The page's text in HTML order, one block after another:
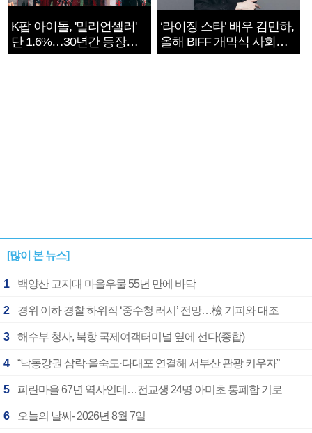
K팝 아이돌, '밀리언셀러'
단 1.6%…30년간 등장
1182개팀 전수조사
‘라이징 스타’ 배우 김민하,
올해 BIFF 개막식 사회자
확정
[많이 본 뉴스]
1 백양산 고지대 마을우물 55년 만에 바닥
2 경위 이하 경찰 하위직 ‘중수청 러시’ 전망…檢 기피와 대조
3 해수부 청사, 북항 국제여객터미널 옆에 선다(종합)
4 “낙동강권 삼락·을숙도·다대포 연결해 서부산 관광 키우자”
5 피란마을 67년 역사인데…전교생 24명 아미초 통폐합 기로
6 오늘의 날씨- 2026년 8월 7일